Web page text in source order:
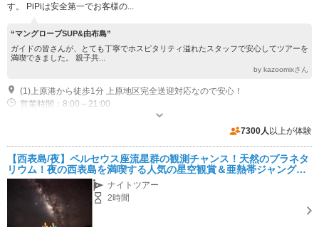
す。 PiPiは安全第一でお客様の...
“マングローブSUP&由布島”
ガイドの皆さんが、とても丁寧でホスピタリティ溢れたスタッフで安心してツアーを
満喫できました。 親子共...
by kazoomixさん
(1)上原港から徒歩1分 上原地区完全送迎対応なので安心！
営業時間：8:00～21:00
7300人 以上が体験
【西表島/夜】ペルセウス座流星群の観測チャンス！天然のプラネタ
リウム！夜の西表島を満喫する人気の星空観賞＆亜熱帯ジャングル
ナイトツアー★直前予約OK★カップル・ファミリー・お子様大歓
ナイトツアー
2時間